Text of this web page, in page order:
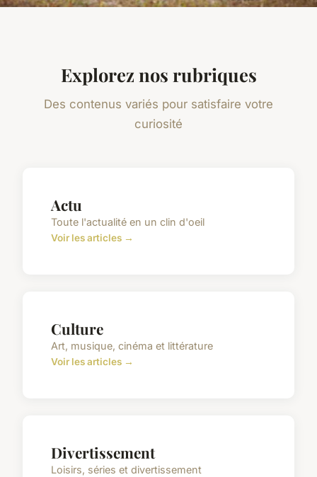
Explorez nos rubriques
Des contenus variés pour satisfaire votre
curiosité
Actu
Toute l'actualité en un clin d'oeil
Voir les articles →
Culture
Art, musique, cinéma et littérature
Voir les articles →
Divertissement
Loisirs, séries et divertissement